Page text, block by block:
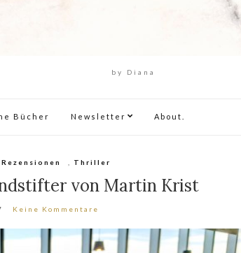
by Diana
Bücher Newsletter About.
Rezensionen Thriller
von Martin Krist
Keine Kommentare